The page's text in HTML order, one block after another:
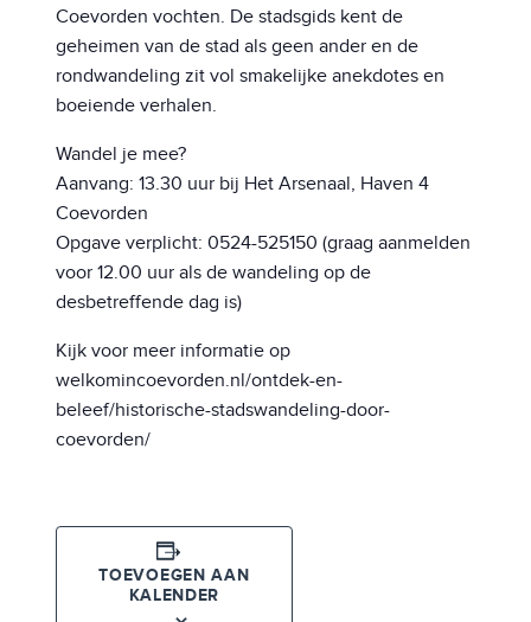
Coevorden vochten. De stadsgids kent de
geheimen van de stad als geen ander en de
rondwandeling zit vol smakelijke anekdotes en
boeiende verhalen.
Wandel je mee?
Aanvang: 13.30 uur bij Het Arsenaal, Haven 4
Coevorden
Opgave verplicht: 0524-525150 (graag aanmelden
voor 12.00 uur als de wandeling op de
desbetreffende dag is)
Kijk voor meer informatie op
welkomincoevorden.nl/ontdek-en-
beleef/historische-stadswandeling-door-
coevorden/
TOEVOEGEN AAN
KALENDER